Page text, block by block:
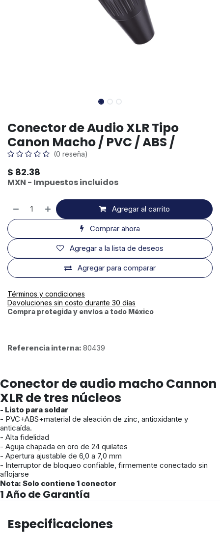
Conector de Audio XLR Tipo
Canon Macho / PVC / ABS /
(0 reseña)
$ 82.38
MXN - Impuestos incluidos
Agregar al carrito
Comprar ahora
Agregar para comparar
Agregar a la lista de deseos
Términos y condiciones
Devoluciones sin costo durante 30 días
Compra protegida y envíos a todo México
Referencia interna: 80439
Conector de audio macho Cannon
XLR de tres núcleos
- Listo para soldar
- PVC+ABS+material de aleación de zinc, antioxidante y
anticaída.
- Alta fidelidad
- Aguja chapada en oro de 24 quilates
- Apertura ajustable de 6,0 a 7,0 mm
- Interruptor de bloqueo confiable, firmemente conectado sin
aflojarse
Nota: Solo contiene 1 conector
1 Año de Garantía
Especificaciones